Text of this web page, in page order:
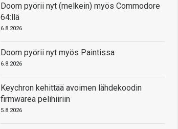
Doom pyörii nyt (melkein) myös Commodore
64:llä
6.8.2026
Doom pyörii nyt myös Paintissa
6.8.2026
Keychron kehittää avoimen lähdekoodin
firmwarea pelihiiriin
5.8.2026